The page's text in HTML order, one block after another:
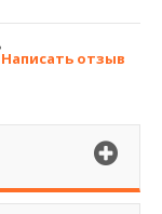
Написать отзыв